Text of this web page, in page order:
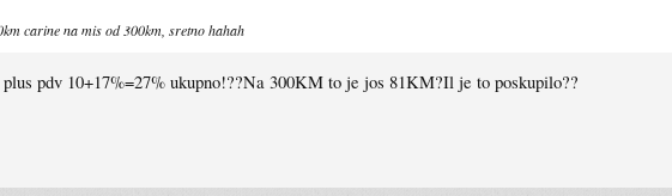
carine na mis od 300km, sretno hahah
pdv 10+17%=27% ukupno!??Na 300KM to je jos 81KM?Il je to poskupilo??